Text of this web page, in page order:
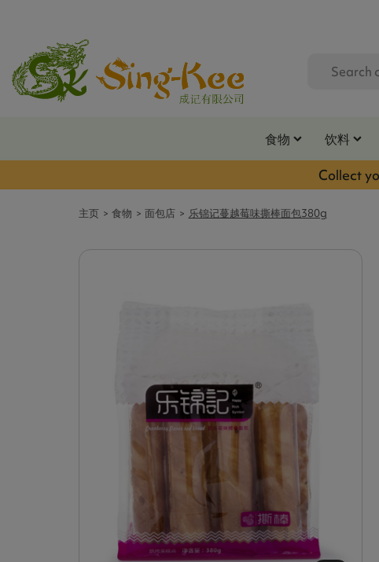
食物 饮料
Collect
主页 食物 面包店 乐锦记蔓越莓味撕棒面包380g